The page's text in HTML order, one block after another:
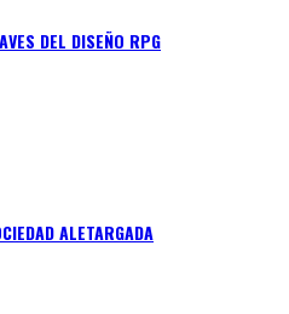
DEL DISEÑO RPG
ALETARGADA